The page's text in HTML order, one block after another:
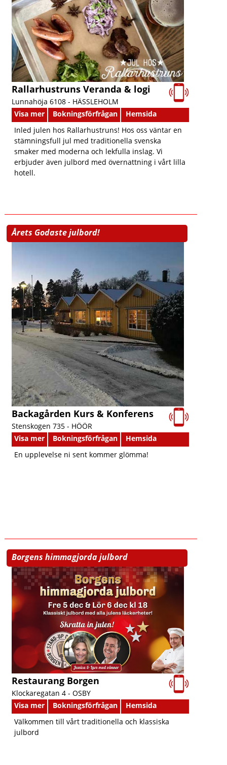
Rallarhustruns Veranda & logi
Lunnahöja 6108 - HÄSSLEHOLM
Visa mer
Bokningsförfrågan
Hemsida
Inled julen hos Rallarhustruns! Hos oss väntar en
stämningsfull jul med traditionella svenska
smaker med moderna och lekfulla inslag. Vi
erbjuder även julbord med övernattning i vårt lilla
hotell.
Årets Godaste julbord!
Backagården Kurs & Konferens
Stenskogen 735 - HÖÖR
Visa mer
Bokningsförfrågan
Hemsida
En upplevelse ni sent kommer glömma!
Borgens himmagjorda julbord
Restaurang Borgen
Klockaregatan 4 - OSBY
Visa mer
Bokningsförfrågan
Hemsida
Välkommen till vårt traditionella och klassiska
julbord